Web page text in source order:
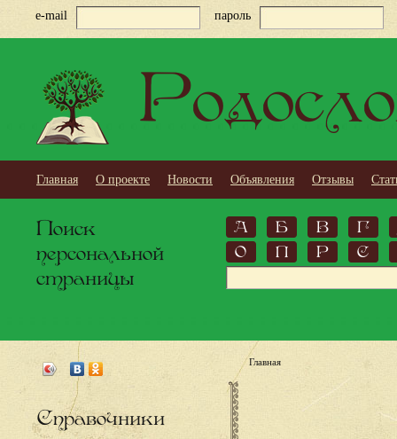
e-mail пароль
Главная О проекте Новости Объявления Отзывы
Поиск
персональной
страницы
А Б В
Г
О
П Р С
Справочники
Главная